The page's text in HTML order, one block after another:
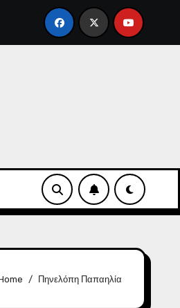
εκτροπή. Φάκελοι
Πηνελόπη Παπαηλία